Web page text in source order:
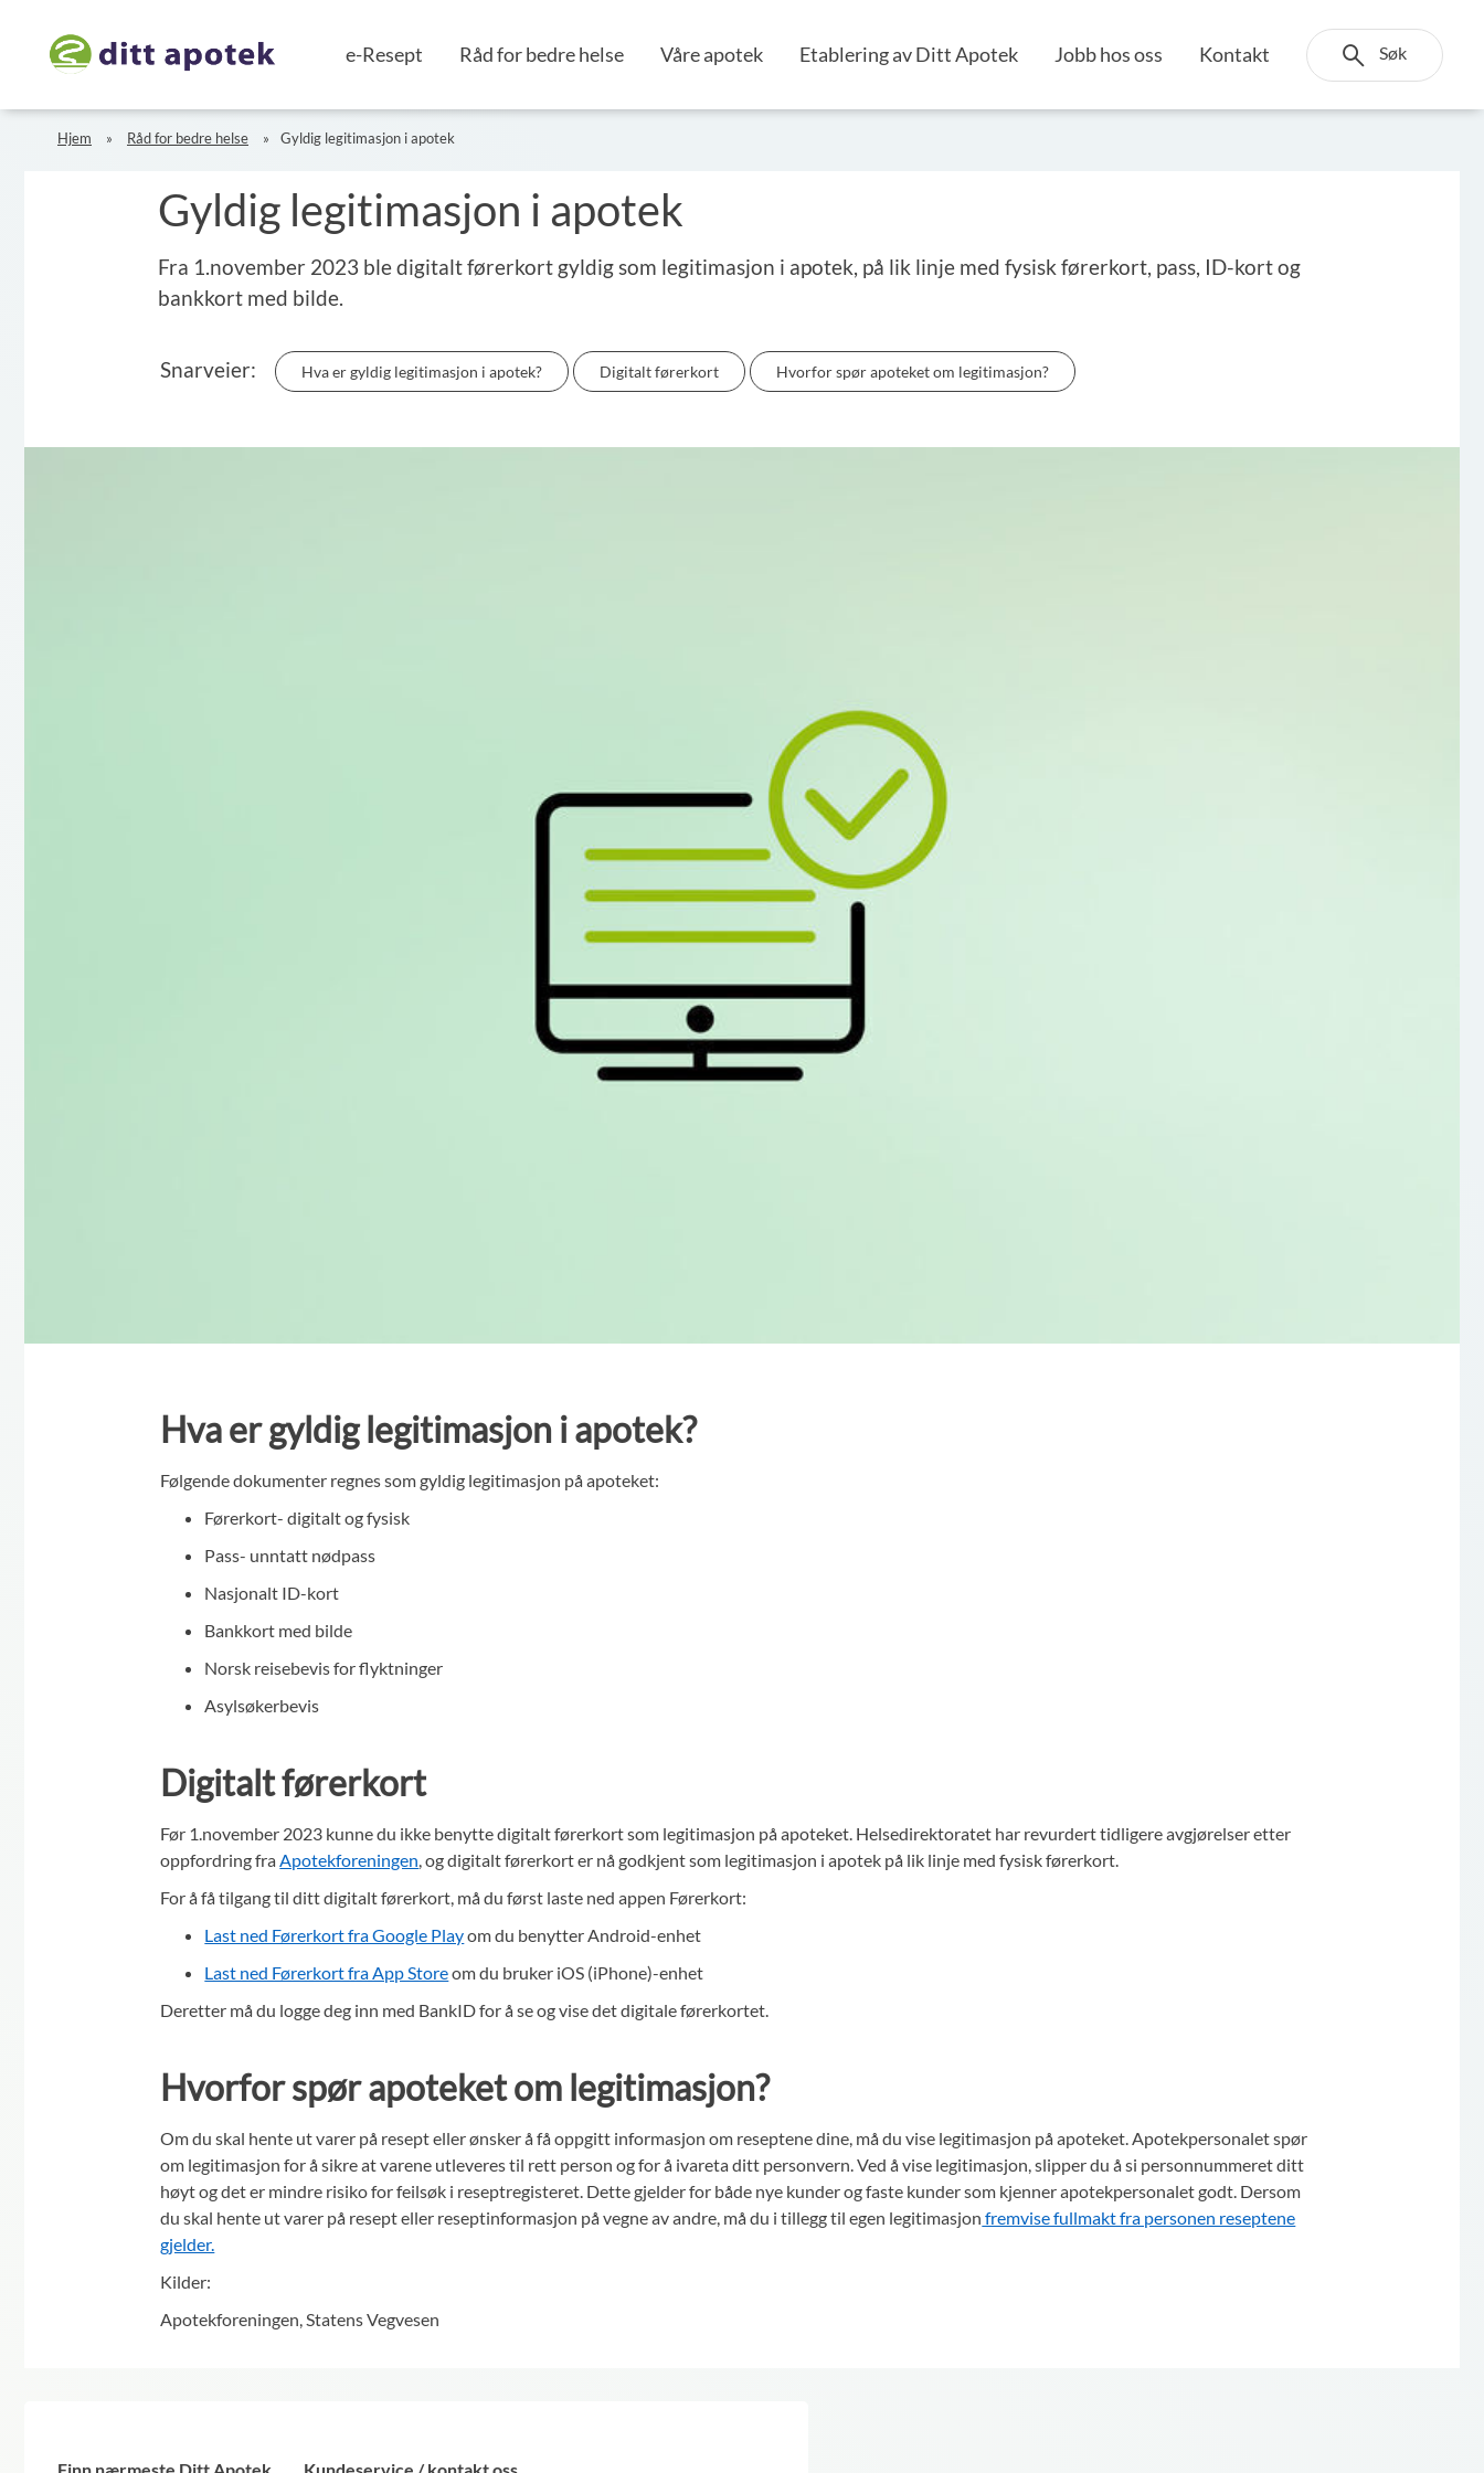
e-Resept Råd for bedre helse Våre apotek Etablering av Ditt Apotek Jobb hos oss Kontakt Søk
Hjem Råd for bedre helse Gyldig legitimasjon i apotek
Gyldig legitimasjon i apotek
Fra 1.november 2023 ble digitalt førerkort gyldig som legitimasjon i apotek, på lik linje med fysisk førerkort, pass, ID-kort og
bankkort med bilde.
Snarveier: Hva er gyldig legitimasjon i apotek? Digitalt førerkort Hvorfor spør apoteket om legitimasjon?
Hva er gyldig legitimasjon i apotek?
Følgende dokumenter regnes som gyldig legitimasjon på apoteket:
Førerkort- digitalt og fysisk
Pass- unntatt nødpass
Nasjonalt ID-kort
Bankkort med bilde
Norsk reisebevis for flyktninger
Asylsøkerbevis
Digitalt førerkort
Før 1.november 2023 kunne du ikke benytte digitalt førerkort som legitimasjon på apoteket. Helsedirektoratet har revurdert tidligere avgjørelser etter
oppfordring fra Apotekforeningen , og digitalt førerkort er nå godkjent som legitimasjon i apotek på lik linje med fysisk førerkort.
For å få tilgang til ditt digitalt førerkort, må du først laste ned appen Førerkort:
Last ned Førerkort fra Google Playom du benytter Android-enhet
Last ned Førerkort fra App Storeom du bruker iOS (iPhone)-enhet
Deretter må du logge deg inn med BankID for å se og vise det digitale førerkortet.
Hvorfor spør apoteket om legitimasjon?
Om du skal hente ut varer på resept eller ønsker å få oppgitt informasjon om reseptene dine, må du vise legitimasjon på apoteket. Apotekpersonalet spør
om legitimasjon for å sikre at varene utleveres til rett person og for å ivareta ditt personvern. Ved å vise legitimasjon, slipper du å si personnummeret ditt
høyt og det er mindre risiko for feilsøk i reseptregisteret. Dette gjelder for både nye kunder og faste kunder som kjenner apotekpersonalet godt. Dersom
du skal hente ut varer på resept eller reseptinformasjon på vegne av andre, må du i tillegg til egen legitimasjon fremvise fullmakt fra personen reseptene
gjelder.
Kilder:
Apotekforeningen, Statens Vegvesen